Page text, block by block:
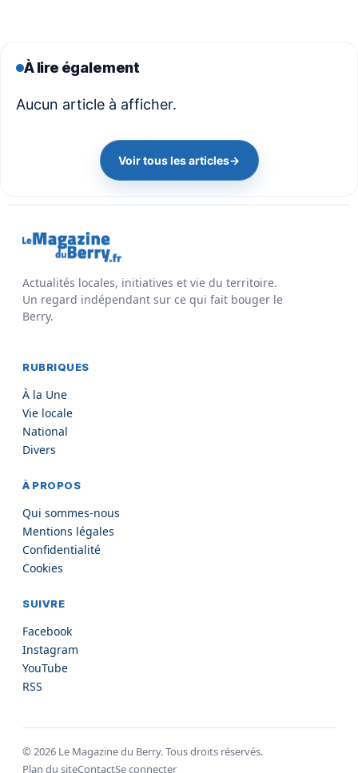
À lire également
Aucun article à afficher.
Voir tous les articles→
Actualités locales, initiatives et vie du territoire.
Un regard indépendant sur ce qui fait bouger le
Berry.
RUBRIQUES
À la Une
Vie locale
National
Divers
À PROPOS
Qui sommes-nous
Mentions légales
Confidentialité
Cookies
SUIVRE
Facebook
Instagram
YouTube
RSS
© 2026 Le Magazine du Berry. Tous droits réservés.
Plan du siteContactSe connecter